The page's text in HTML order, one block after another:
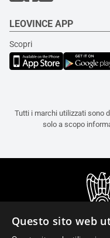
LEOVINCE APP
Scopri
Tutti i marchi utilizzati sono
solo a scopo
Questo sito web